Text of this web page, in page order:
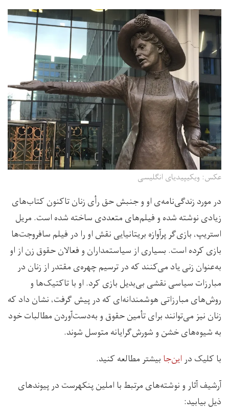
عکس: ویکیپیدیای انگلیسی
در مورد زندگی‌نامه‌ی او و جنبش حق رأی زنان تاکنون کتاب‌های
زیادی نوشته شده و فیلم‌های متعددی ساخته شده است. مریل
استریپ، بازی‌گر پرآوازه بریتانیایی نقش او را در فیلم سافروجت‌ها
بازی کرده است. بسیاری از سیاستمداران و فعالان حقوق زن از او
به‌عنوان زنی یاد می‌کنند که در ترسیم چهره‌ی مقتدر از زنان در
مبارزات سیاسی نقشی بی‌بدیل بازی کرد. او با تاکتیک‌ها و
روش‌های مبارزاتی هوشمندانه‌ای که در پیش گرفت، نشان داد که
زنان نیز می‌توانند برای تأمین حقوق و به‌دست‌آوردن مطالبات خود
به شیوه‌های خشن و شورش‌گرایانه متوسل شوند.
با کلیک دراین‌جابیشتر مطالعه کنید.
آرشیف آثار و نوشته‌‌های مرتبط با املین پنکهرست در پیوندهای
ذیل بیابید: